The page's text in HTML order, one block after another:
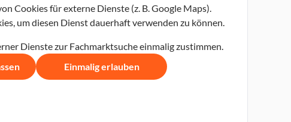
Cookies für externe Dienste (z. B. Google Maps).
um diesen Dienst dauerhaft verwenden zu können.
Dienste zur Fachmarktsuche einmalig zustimmen.
Einmalig erlauben